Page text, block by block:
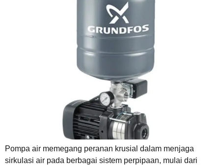
Pompa air memegang peranan krusial dalam menjaga
sirkulasi air pada berbagai sistem perpipaan, mulai dari